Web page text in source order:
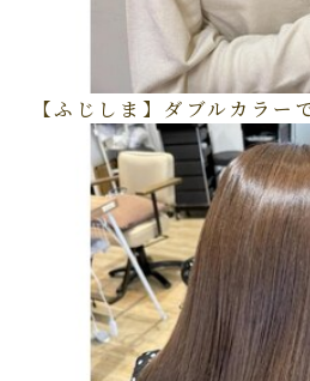
【ふじしま】ダブルカラー